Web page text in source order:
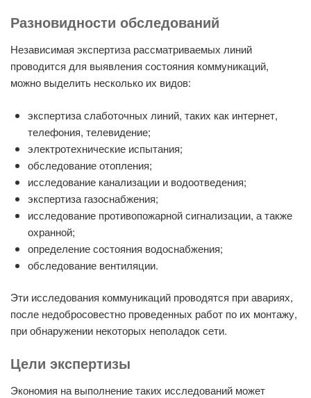
Разновидности обследований
Независимая экспертиза рассматриваемых линий
проводится для выявления состояния коммуникаций,
можно выделить несколько их видов:
экспертиза слаботочных линий, таких как интернет,
телефония, телевидение;
электротехнические испытания;
обследование отопления;
исследование канализации и водоотведения;
экспертиза газоснабжения;
исследование противопожарной сигнализации, а также
охранной;
определение состояния водоснабжения;
обследование вентиляции.
Эти исследования коммуникаций проводятся при авариях,
после недобросовестно проведенных работ по их монтажу,
при обнаружении некоторых неполадок сети.
Цели экспертизы
Экономия на выполнение таких исследований может